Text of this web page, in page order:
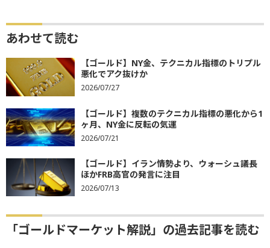
あわせて読む
【ゴールド】NY金、テクニカル指標のトリプル
悪化でアク抜けか
2026/07/27
【ゴールド】複数のテクニカル指標の悪化から1
ヶ月、NY金に反転の気運
2026/07/21
【ゴールド】イラン情勢より、ウォーシュ議長
ほかFRB高官の発言に注目
2026/07/13
「ゴールドマーケット解説」の過去記事を読む